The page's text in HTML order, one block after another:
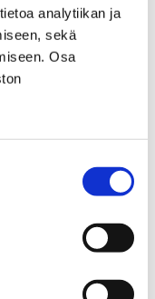
analytiikan ja
sekä
Osa